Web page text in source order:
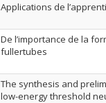
Applications de
De l’importance de la
fullertubes
The synthesis and
low-energy threshold